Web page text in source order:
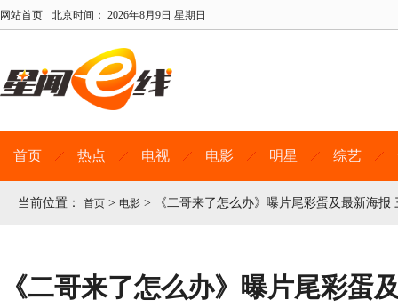
网站首页 北京时间： 2026年8月9日 星期日
首页 热点 电视 电影 明星 综艺
当前位置： 首页 > 电影 > 《二哥来了怎么办》曝片尾彩蛋及最新海
《二哥来了怎么办》曝片尾彩蛋